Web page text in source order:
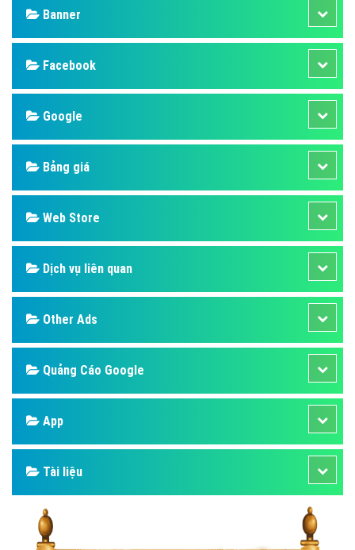
Banner
Facebook
Google
Bảng giá
Web Store
Dịch vụ liên quan
Other Ads
Quảng Cáo Google
App
Tài liệu